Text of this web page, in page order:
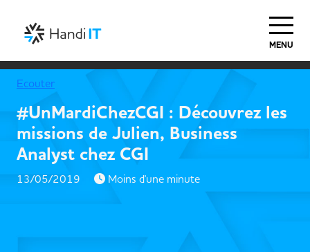
MENU
Ecouter
#UnMardiChezCGI : Découvrez les
missions de Julien, Business
Analyst chez CGI
13/05/2019 Moins d'une minute